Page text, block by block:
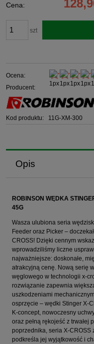
Cena:
szt
Ocena:
Producent:
Kod produktu: 11G-XM-300
Opis
ROBINSON WĘDKA
45G
Wasza ulubiona seria
Feeder oraz Picker –
CROSS! Dzięki cennym
wprowadziliśmy liczne
najważniejsze: doskonałe,
atrakcyjną cenę. Nową serię
węglowego w technologii x-
rozwiązanie zapewnia
uszkodzeniami
osprzęcie – wędki Stinger X-
K-concept, nowoczesny
oraz pełną rękojeść z trwałej
poprzednika, seria X-CROSS
podkreśla jej wyjątkowość i